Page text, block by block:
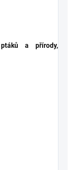
a přírody,